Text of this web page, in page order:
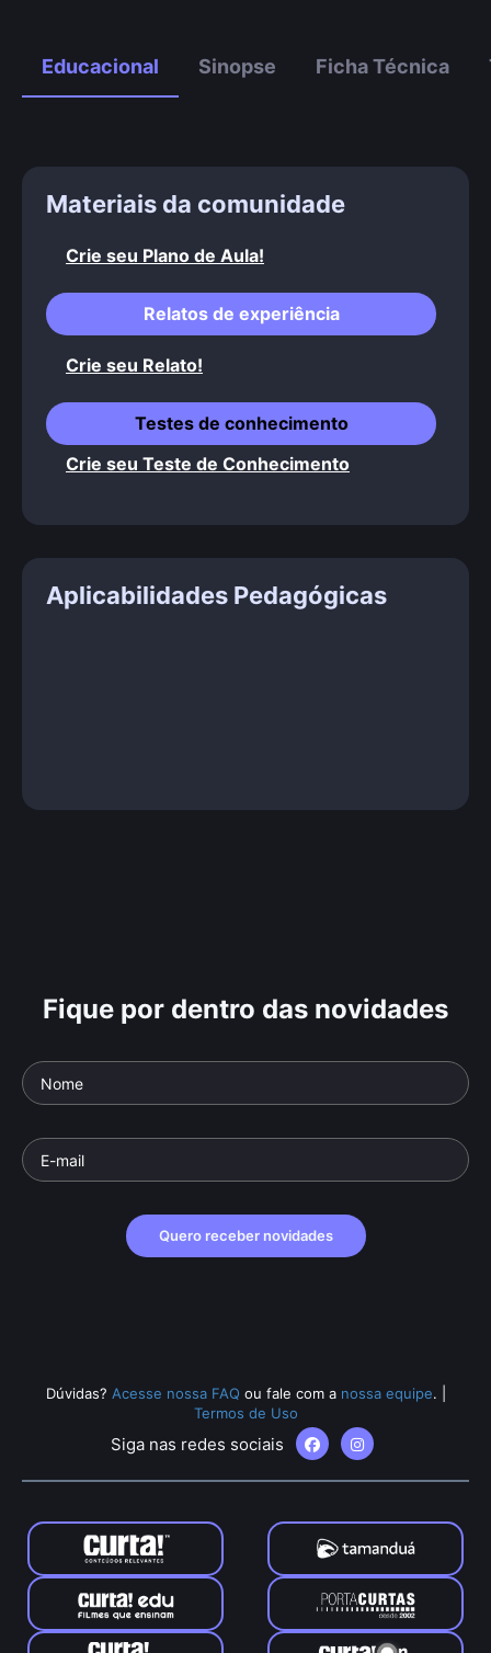
Educacional Sinopse Ficha Técnica
Materiais da comunidade
Crie seu Plano de Aula!
Relatos de experiência
Crie seu Relato!
Testes de conhecimento
Crie seu Teste de Conhecimento
Aplicabilidades Pedagógicas
Fique por dentro das novidades
Quero receber novidades
Dúvidas? Acesse nossa FAQ ou fale com a nossa equipe.
Termos de Uso
Siga nas redes sociais